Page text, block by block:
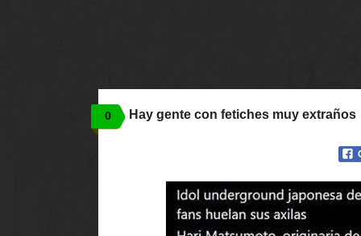
0 Hay gente con fetiches muy extraños